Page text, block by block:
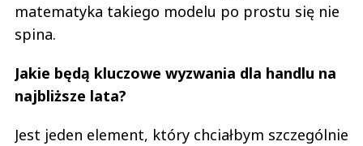
matematyka takiego modelu po prostu się nie
spina.
Jakie będą kluczowe wyzwania dla handlu na
najbliższe lata?
Jest jeden element, który chciałbym szczególnie